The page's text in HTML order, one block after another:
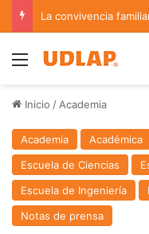
Menu
Inicio / Academia
Academia Académica
Escuela de Ciencias
Escuela de Ingeniería
Notas de prensa